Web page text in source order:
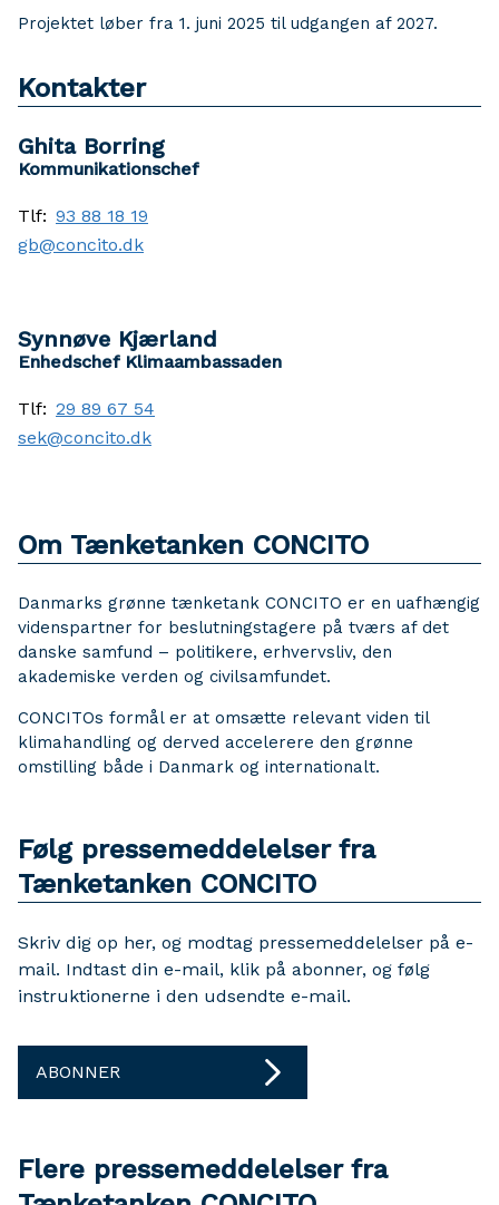
Projektet løber fra 1. juni 2025 til udgangen af 2027.
Kontakter
Ghita Borring
Kommunikationschef
Tlf: 93 88 18 19
gb@concito.dk
Synnøve Kjærland
Enhedschef Klimaambassaden
Tlf: 29 89 67 54
sek@concito.dk
Om Tænketanken CONCITO
Danmarks grønne tænketank CONCITO er en uafhængig
videnspartner for beslutningstagere på tværs af det
danske samfund – politikere, erhvervsliv, den
akademiske verden og civilsamfundet.
CONCITOs formål er at omsætte relevant viden til
klimahandling og derved accelerere den grønne
omstilling både i Danmark og internationalt.
Følg pressemeddelelser fra
Tænketanken CONCITO
Skriv dig op her, og modtag pressemeddelelser på e-
mail. Indtast din e-mail, klik på abonner, og følg
instruktionerne i den udsendte e-mail.
ABONNER
Flere pressemeddelelser fra